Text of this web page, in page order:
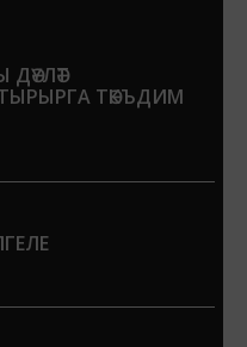
ТӘКЪДИМ